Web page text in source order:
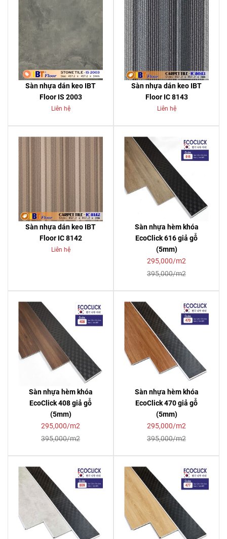
Sàn nhựa dán keo IBT
Floor IS 2003
Liên hệ
Sàn nhựa dán keo IBT
Floor IC 8143
Liên hệ
Sàn nhựa dán keo IBT
Floor IC 8142
Liên hệ
Sàn nhựa hèm khóa
EcoClick 616 giả gỗ
(5mm)
295,000/m2
395,000/m2
Sàn nhựa hèm khóa
EcoClick 408 giả gỗ
(5mm)
295,000/m2
395,000/m2
Sàn nhựa hèm khóa
EcoClick 470 giả gỗ
(5mm)
295,000/m2
395,000/m2